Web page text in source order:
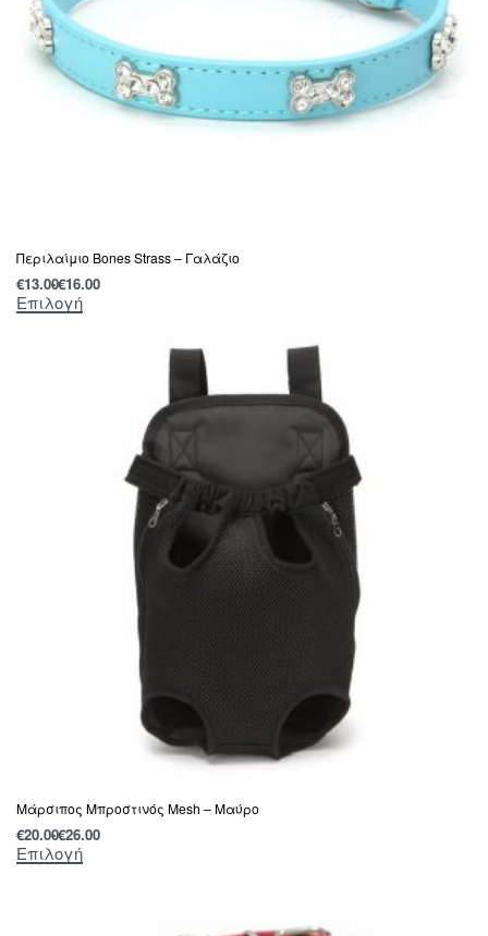
Περιλαίμιο Bones Strass – Γαλάζιο
€13.00€16.00
Επιλογή
Μάρσιπος Μπροστινός Mesh – Μαύρο
€20.00€26.00
Επιλογή